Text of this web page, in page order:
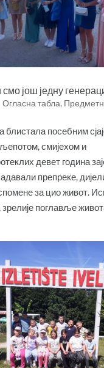
још једну
Огласна табла,
посебним
смијехом и
девет година
препреке,
за цио живот.
зрелије поглавље